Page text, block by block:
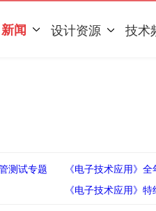
新闻 设计资源 技术
测试专题
《电子技术应用》
《电子技术应用》